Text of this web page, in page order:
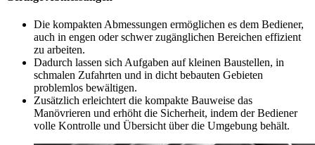
Die kompakten Abmessungen ermöglichen es dem Bediener,
auch in engen oder schwer zugänglichen Bereichen effizient
zu arbeiten.
Dadurch lassen sich Aufgaben auf kleinen Baustellen, in
schmalen Zufahrten und in dicht bebauten Gebieten
problemlos bewältigen.
Zusätzlich erleichtert die kompakte Bauweise das
Manövrieren und erhöht die Sicherheit, indem der Bediener
volle Kontrolle und Übersicht über die Umgebung behält.